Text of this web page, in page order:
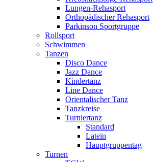
Lungen-Rehasport
Orthopädischer Rehasport
Parkinson Sportgruppe
Rollsport
Schwimmen
Tanzen
Disco Dance
Jazz Dance
Kindertanz
Line Dance
Orientalischer Tanz
Tanzkreise
Turniertanz
Standard
Latein
Hauptgruppentag
Turnen